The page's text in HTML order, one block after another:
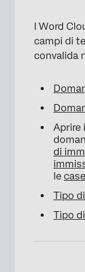
I Word
campi di
convalida
Aprire
di
le
Tipo
Tipo